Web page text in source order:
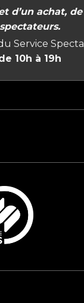
d’un achat,
Service
10h à 19h